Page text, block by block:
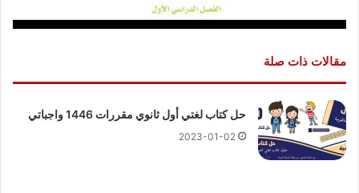
مقالات ذات صلة
حل كتاب لغتي أول ثانوي مقررات 1446 واجباتي
2023-01-02